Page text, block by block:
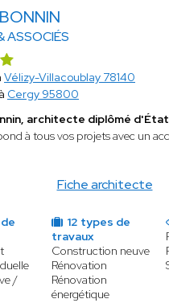
ASSOCIÉS
Fiche architecte
Vélizy-Villacoublay 78140
Cergy 95800
architecte diplômé d'État
à tous vos projets avec un
/
12 types de
travaux
Construction neuve
Rénovation
Rénovation
énergétique